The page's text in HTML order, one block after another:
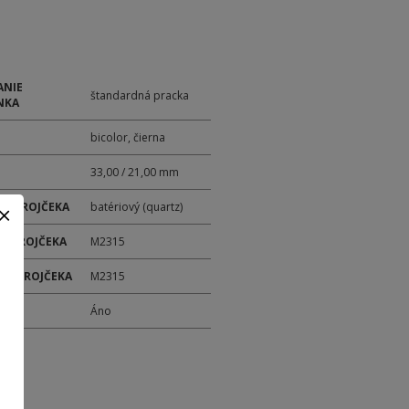
štandardná pracka
bicolor, čierna
33,00 / 21,00 mm
STROJČEKA batériový (quartz)
M2315
STROJČEKA M2315
Áno